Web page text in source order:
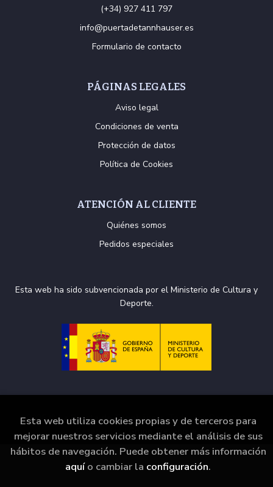
(+34) 927 411 797
info@puertadetannhauser.es
Formulario de contacto
PÁGINAS LEGALES
Aviso legal
Condiciones de venta
Protección de datos
Política de Cookies
ATENCIÓN AL CLIENTE
Quiénes somos
Pedidos especiales
Esta web ha sido subvencionada por el Ministerio de Cultura y
Deporte.
2026 ©La Puerta de Tannhäuser. Todos los Derechos
Reservados |
Grupo Trevenque
Esta web utiliza cookies propias y de terceros para
mejorar nuestros servicios mediante el análisis de sus
hábitos de navegación. Puede obtener más información
aquío cambiar la configuración.